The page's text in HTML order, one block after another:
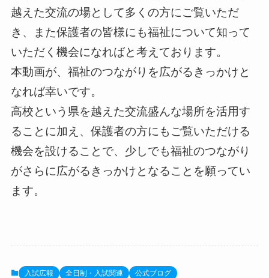
越えた交流の場として多くの方にご覧いただ
き、また保護者の皆様にも福祉について知って
いただく機会になればと考えております。
本動画が、福祉のつながりを広がるきっかけと
なれば幸いです。
高校という県を越えた交流盛んな場所を活用す
ることに加え、保護者の方にもご覧いただける
機会を設けることで、少しでも福祉のつながり
がさらに広がるきっかけとなることを願ってい
ます。
入試広報 全日制・入試関連 公式ブログ